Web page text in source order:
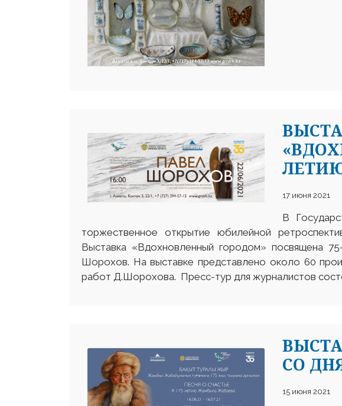
17 июня 2021
В
торжественное открытие юбилейной
Выставка «Вдохновленный городом» посвящена
Шорохов. На выставке представлено около 60
работ Д.Шорохова. Пресс-тур для журналистов
СО
15 июня 2021